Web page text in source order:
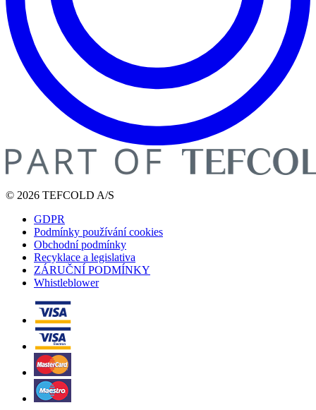
© 2026 TEFCOLD A/S
GDPR
Podmínky používání cookies
Obchodní podmínky
Recyklace a legislativa
ZÁRUČNÍ PODMÍNKY
Whistleblower